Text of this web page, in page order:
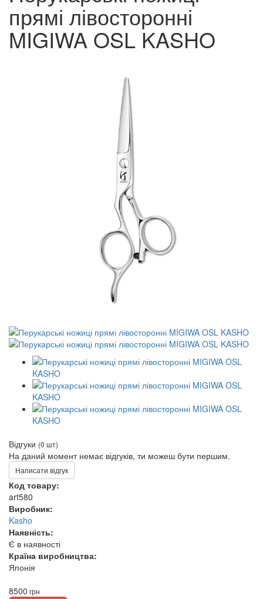
прямі лівосторонні
MIGIWA OSL KASHO
Відгуки (0 шт)
На даний момент немає відгуків, ти можеш бути першим.
Написати відгук
Код товару:
art580
Виробник:
Kasho
Наявність:
Є в наявності
Країна виробництва:
Японія
8500 грн